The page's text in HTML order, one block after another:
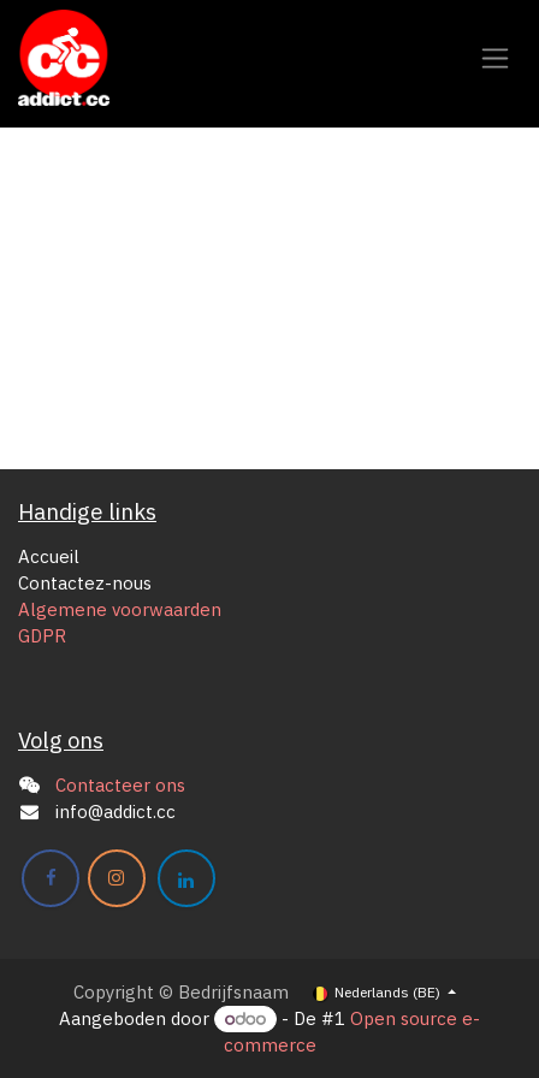
Overslaan naar inhoud
Handige links
Accueil
Contactez-nous
Algemene voorwaarden
GDPR
Volg ons
Contacteer ons
info@addict.cc
Copyright © Bedrijfsnaam Nederlands (BE)
Aangeboden door - De #1 Open source e-
commerce